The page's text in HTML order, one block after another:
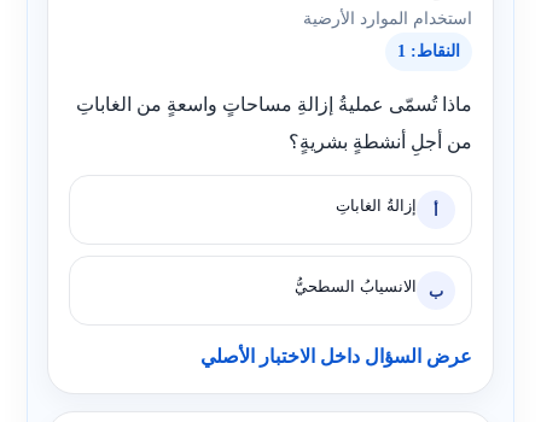
استخدام الموارد الأرضية
النقاط: 1
ماذا تُسمّى عمليةُ إزالةِ مساحاتٍ واسعةٍ من الغاباتِ
من أجلِ أنشطةٍ بشريةٍ؟
أ إزالةُ الغاباتِ
ب الانسيابُ السطحيُّ
عرض السؤال داخل الاختبار الأصلي